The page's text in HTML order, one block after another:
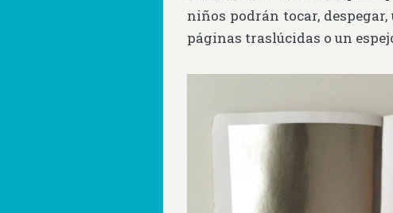
niños podrán tocar,
páginas traslúcidas o un